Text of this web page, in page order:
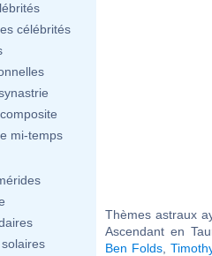
célébrités
mi-temps
Thèmes astraux
Ascendant en
Ben Folds